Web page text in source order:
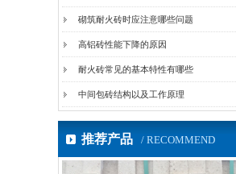
砌筑耐火砖时应注意哪些问题
高铝砖性能下降的原因
耐火砖常见的基本特性有哪些
中间包砖结构以及工作原理
推荐产品 / RECOMMEND